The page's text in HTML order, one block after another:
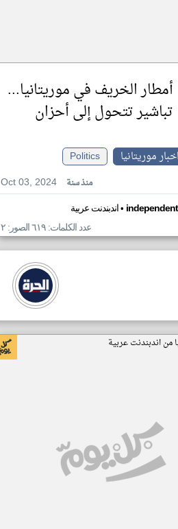
أمطار الخريف في موريتانيا...
تباشير تتحول إلى أحزان
اخبار موريتانيا
Politics
Oct 03, 2024
منذ سنة
اندبندنت عربية•
عدد الكلمات: ٦١٩ الصور: ٢
من اندبندنت عربية